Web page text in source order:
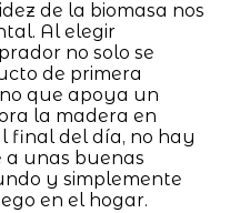
de la biomasa nos
Al elegir
no solo se
de primera
que apoya un
la madera en
final del día, no hay
a unas buenas
y simplemente
en el hogar.